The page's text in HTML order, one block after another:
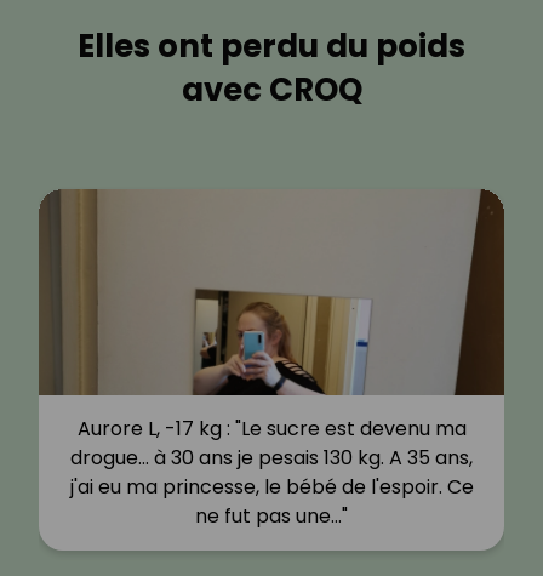
Elles ont perdu du poids
avec CROQ
Aurore L, -17 kg : "Le sucre est devenu ma
drogue… à 30 ans je pesais 130 kg. A 35 ans,
j'ai eu ma princesse, le bébé de l'espoir. Ce
ne fut pas une…"